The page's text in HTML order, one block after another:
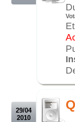
29/04
2010